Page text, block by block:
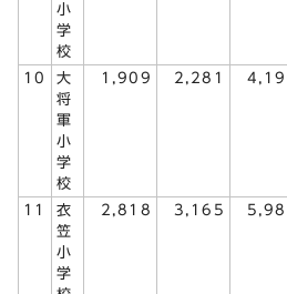
小
学
校
10
大
将
軍
小
学
校
1,909 2,281
11
衣
笠
小
学
2,818 3,165